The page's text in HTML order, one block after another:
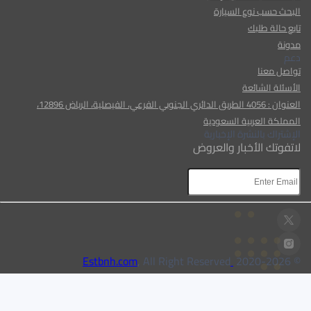
البحث حسب نوع السيارة
تابع حالة طلبك
مدونة
دعم
تواصل معنا
الأسئلة الشائعة
العنوان : 4056 الطريق الدائري الجنوبي الفرعي، الفيصلية، الرياض 12896،
المملكة العربية السعودية
الإشتراك بالنشرة الإخبارية
لاتفوتك الأخبار والعروض
© 2020-
2026
Estbnh.com
, All Right Reserved